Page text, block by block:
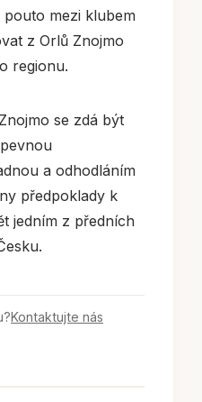
mezi klubem
z Orlů Znojmo
regionu.
se zdá být
a odhodláním
předpoklady k
jedním z předních
Kontaktujte nás